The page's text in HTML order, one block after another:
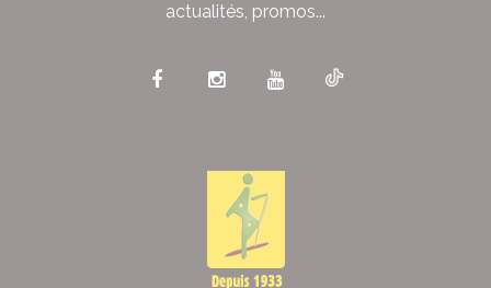
actualités, promos...